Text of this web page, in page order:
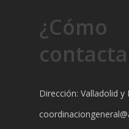
¿Cómo
Dirección: Valladolid y